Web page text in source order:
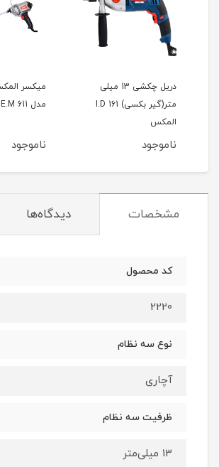
دریل چکشی 13 میلی
متر(گیر بکسی) I.D 161
المکس
ناموجود
مدل E.M 611
ناموجود
مشخصات دیدگاه‌ها
کد محصول
2220
نوع سه نظام
آچاری
ظرفیت سه نظام
13 میلی‌متر